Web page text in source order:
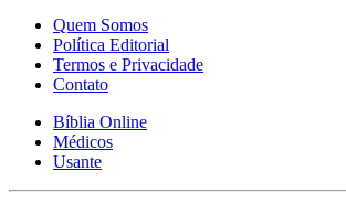
Quem Somos
Política Editorial
Termos e Privacidade
Contato
Bíblia Online
Médicos
Usante